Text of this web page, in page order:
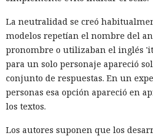
La neutralidad se creó
modelos repetían el nombre del
pronombre o utilizaban el inglés
para un solo personaje apareció
conjunto de respuestas. En un
personas esa opción apareció en
los textos.
Los autores suponen que los